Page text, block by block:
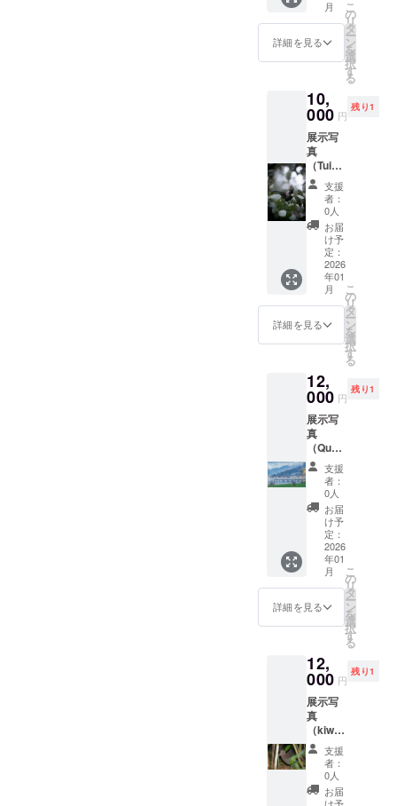
させて
くださ
い。
枚）、
縦
12.5cm
×横
12.5cm
実物を
ご覧に
なって
ご購入
くださ
い。 写
真展終
了後の
お渡し
になり
ます。
帯広市
内はお
届け可
受け渡
し日時
や場所
メール
で相談
させて
くださ
い。
月
詳細を見る
こ
の
リ
タ
ー
ン
を
選
択
す
る
10,
000 円
残り1
展示写
真
（Tui）
作品サ
イズ：
Ａ４ 実
物をご
覧に
なって
ご購入
くださ
い。 写
真展終
了後の
お渡し
になり
帯広市
内はお
届け可
受け渡
し日時
や場所
につい
ては改
めて
メール
で相談
させて
くださ
い。
支援
者：
0人
お届
け予
定：
2026
年01
月
詳細を見る
こ
の
リ
タ
ー
ン
を
選
択
す
る
12,
000 円
残り1
展示写
真
（Quee
nstown
3枚組）
作品サ
イズ
Queens
town
Marina
：縦
30cm×
横45cm
Chalet
Queens
townの
ら：縦
13cm×
横26cm
Queens
town
winter
festival
：縦
14cm×
横21cm
実物を
支援
者：
0人
お届
け予
定：
2026
年01
月
詳細を見る
こ
の
リ
タ
ー
ン
を
選
択
す
る
12,
000 円
残り1
展示写
真
（kiwi&
bell
bird&ke
a） 作
品サイ
ズ：各
支援
者：
0人
お届
け予